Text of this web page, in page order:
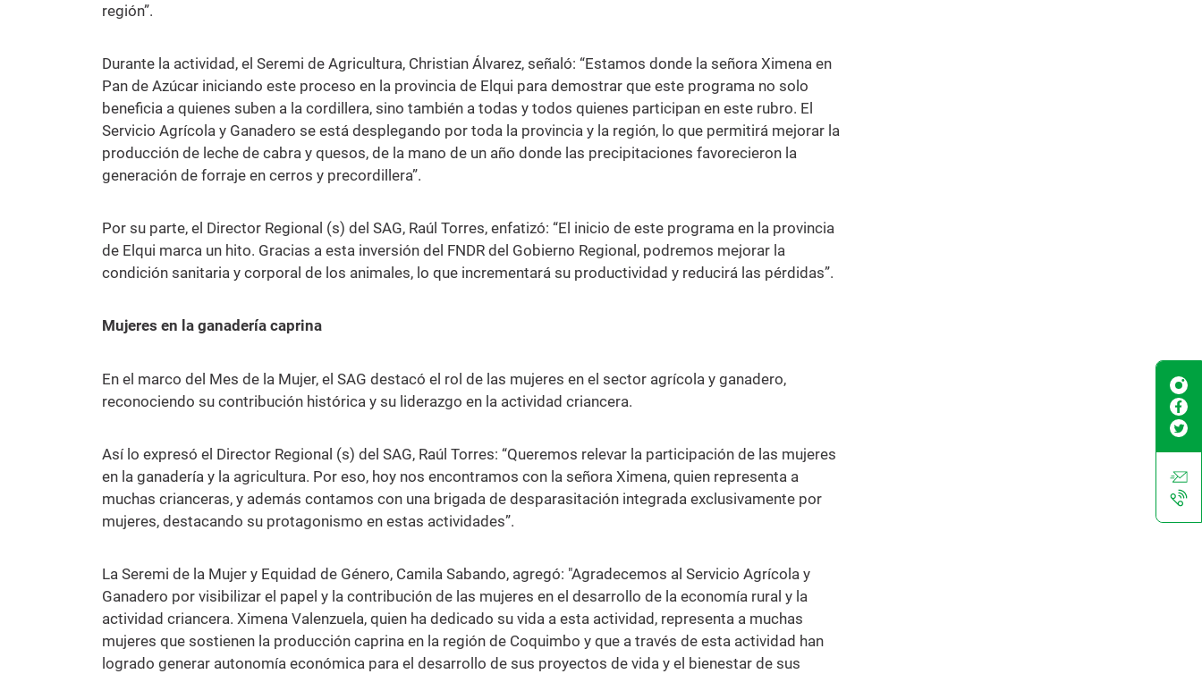
región”.
Durante la actividad, el Seremi de Agricultura, Christian Álvarez, señaló: “Estamos donde la señora Ximena en
Pan de Azúcar iniciando este proceso en la provincia de Elqui para demostrar que este programa no solo
beneficia a quienes suben a la cordillera, sino también a todas y todos quienes participan en este rubro. El
Servicio Agrícola y Ganadero se está desplegando por toda la provincia y la región, lo que permitirá mejorar la
producción de leche de cabra y quesos, de la mano de un año donde las precipitaciones favorecieron la
generación de forraje en cerros y precordillera”.
Por su parte, el Director Regional (s) del SAG, Raúl Torres, enfatizó: “El inicio de este programa en la provincia
de Elqui marca un hito. Gracias a esta inversión del FNDR del Gobierno Regional, podremos mejorar la
condición sanitaria y corporal de los animales, lo que incrementará su productividad y reducirá las pérdidas”.
Mujeres en la ganadería caprina
En el marco del Mes de la Mujer, el SAG destacó el rol de las mujeres en el sector agrícola y ganadero,
reconociendo su contribución histórica y su liderazgo en la actividad criancera.
Así lo expresó el Director Regional (s) del SAG, Raúl Torres: “Queremos relevar la participación de las mujeres
en la ganadería y la agricultura. Por eso, hoy nos encontramos con la señora Ximena, quien representa a
muchas crianceras, y además contamos con una brigada de desparasitación integrada exclusivamente por
mujeres, destacando su protagonismo en estas actividades”.
La Seremi de la Mujer y Equidad de Género, Camila Sabando, agregó: "Agradecemos al Servicio Agrícola y
Ganadero por visibilizar el papel y la contribución de las mujeres en el desarrollo de la economía rural y la
actividad criancera. Ximena Valenzuela, quien ha dedicado su vida a esta actividad, representa a muchas
mujeres que sostienen la producción caprina en la región de Coquimbo y que a través de esta actividad han
logrado generar autonomía económica para el desarrollo de sus proyectos de vida y el bienestar de sus